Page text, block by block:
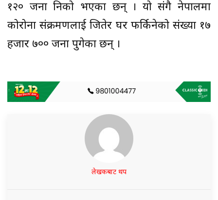
१२० जना निको भएका छन् । यो संगै नेपालमा
कोरोना संक्रमणलाई जितेर घर फर्किनेको संख्या १७
हजार ७०० जना पुगेका छन् ।
लेखकबाट थप